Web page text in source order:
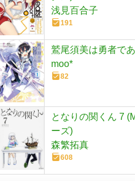
浅見百合子
191
鷲尾須美は勇者で
moo*
82
となりの関くん 7
ーズ)
森繁拓真
608